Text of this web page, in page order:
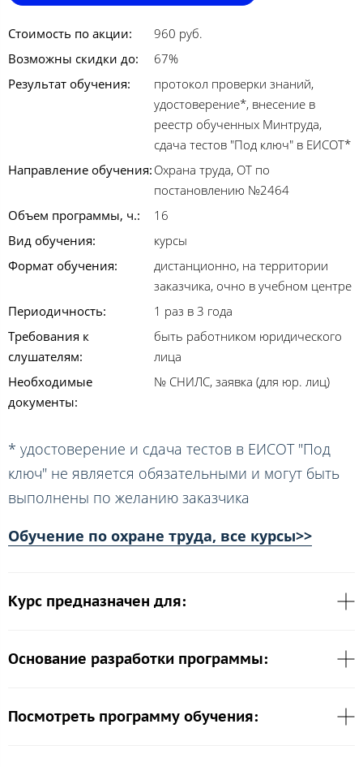
Стоимость по акции:
960 руб.
Возможны скидки до:
67%
Результат обучения:
протокол проверки знаний,
удостоверение*, внесение в
реестр обученных Минтруда,
сдача тестов "Под ключ" в ЕИСОТ*
Направление обучения: Охрана труда, ОТ по
постановлению №2464
Объем программы, ч.:
16
Вид обучения:
курсы
Формат обучения:
дистанционно, на территории
заказчика, очно в учебном центре
Периодичность:
1 раз в 3 года
Требования к
слушателям:
быть работником юридического
лица
Необходимые
документы:
№ СНИЛС, заявка (для юр. лиц)
* удостоверение и сдача тестов в ЕИСОТ "Под
ключ" не является обязательными и могут быть
выполнены по желанию заказчика
Обучение по охране труда, все курсы>>
Курс предназначен для:
Основание разработки программы:
Посмотреть программу обучения: